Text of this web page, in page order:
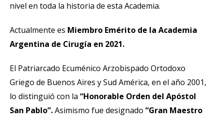
nivel en toda la historia de esta Academia.
Actualmente es Miembro Emérito de la Academia
Argentina de Cirugía en 2021.
El Patriarcado Ecuménico Arzobispado Ortodoxo
Griego de Buenos Aires y Sud América, en el año 2001,
lo distinguió con la “Honorable Orden del Apóstol
San Pablo”.Asimismo fue designado “Gran Maestro